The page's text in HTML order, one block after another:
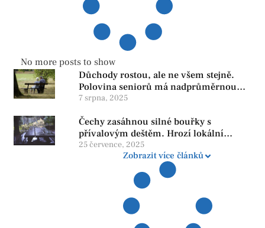
No more posts to show
Důchody rostou, ale ne všem stejně.
Polovina seniorů má nadprůměrnou
penzi, tisíce však žijí pod hranicí
reformy
7 srpna, 2025
Čechy zasáhnou silné bouřky s
přívalovým deštěm. Hrozí lokální
zatopení
25 července, 2025
Zobrazit více článků